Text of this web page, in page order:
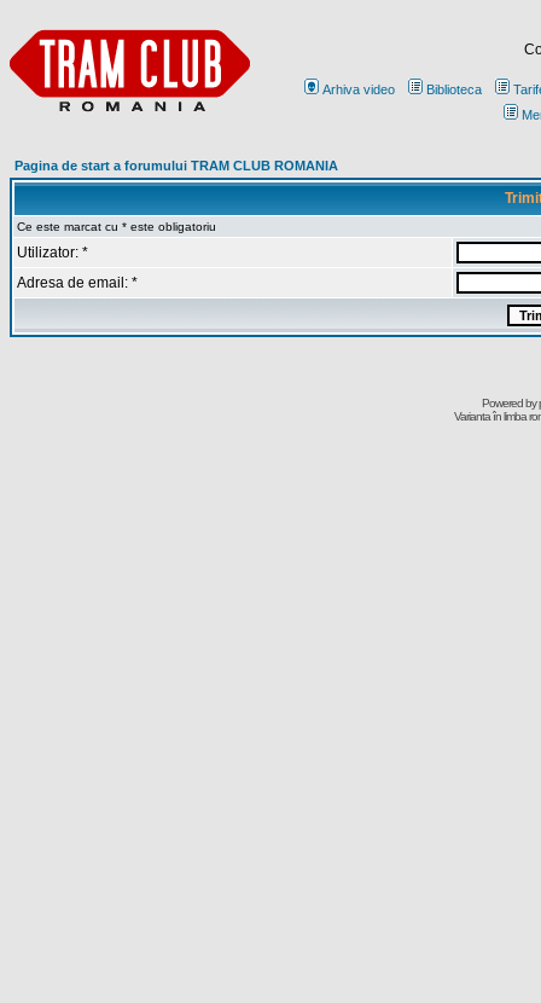
Arhiva video Biblioteca
Pagina de start a forumului TRAM CLUB ROMANIA
Ce este marcat cu * este obligatoriu
Utilizator: *
Adresa de email: *
Powered by
Varianta în limba